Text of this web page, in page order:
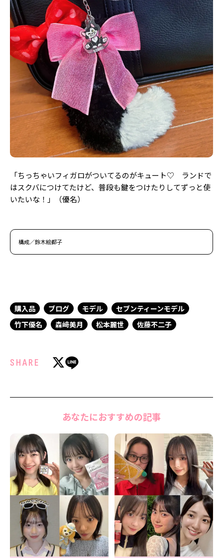
「ちっちゃいフィガロがついてるのがキュート♡ ランドで
はスクバにつけてたけど、普段も鍵をつけたりしてずっと使
いたいな！」（優名）
構成／鈴木絵都子
購入品 ブログ モデル
セブンティーンモデル
竹下優名
森﨑美月 松本麗世 佐藤不二子
SHARE
あなたにおすすめの記事